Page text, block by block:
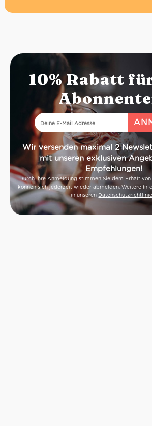
10% Rabatt
Wir versenden maximal 2
mit unseren exklusiven
Empfehlungen!
Durch Ihre Anmeldung stimmen Sie dem Erhalt von
können sich jederzeit wieder abmelden. Weitere
in unseren